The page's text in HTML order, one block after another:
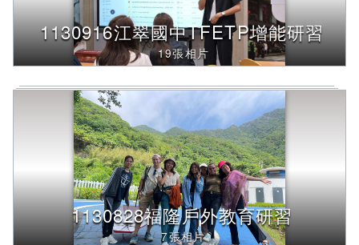
詢，
下
內
容
1130916江翠國中TFETP增能研習
19張相片
1130828福隆戶外教育研習
7張相片